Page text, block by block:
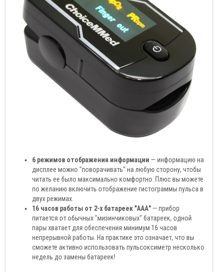
6 режимов отображения информации — информацию на
дисплее можно "поворачивать" на любую сторону, чтобы
читать ее было максимально комфортно. Плюс вы можете
по желанию включить отображение гистограммы пульса в
двух режимах.
16 часов работы от 2-х батареек "ААА" — прибор
питается от обычных "мизинчиковых" батареек, одной
пары хватает для обеспечения минимум 16 часов
непрерывной работы. На практике это означает, что вы
сможете активно использовать пульсоксиметр несколько
недель до замены батареек!